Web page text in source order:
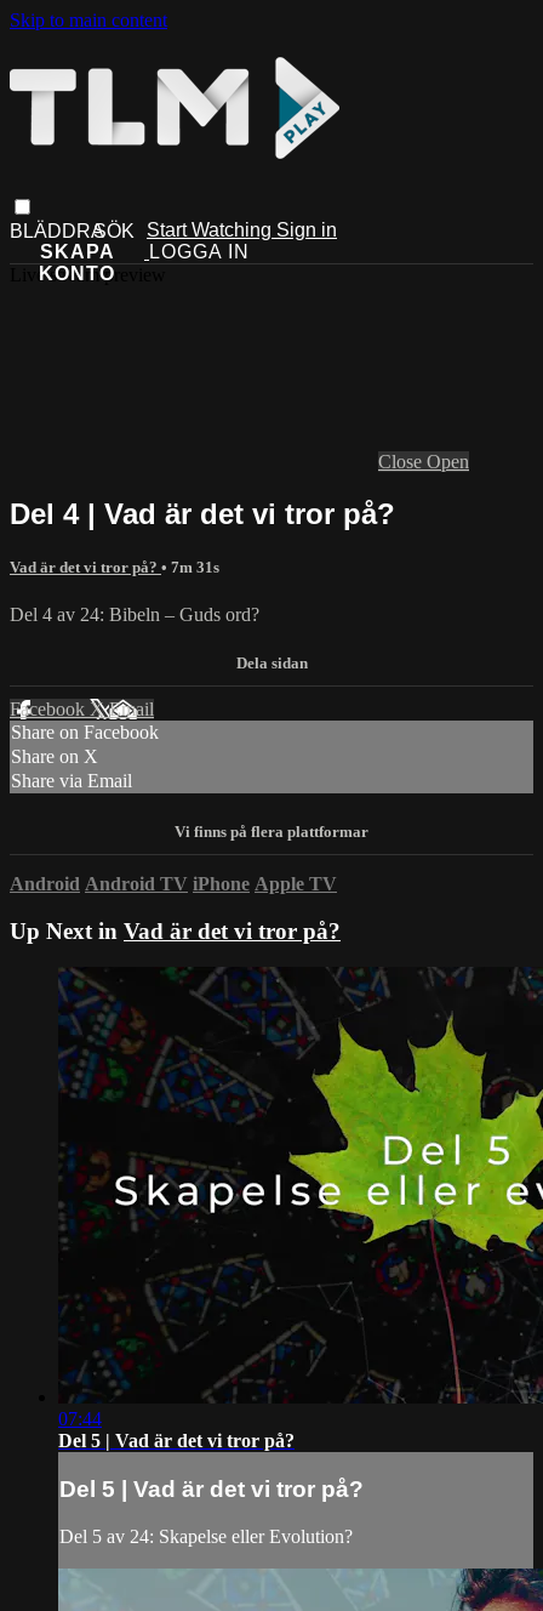
Skip to main content
Start Watching Sign in
Live stream preview
Close Open
Del 4 | Vad är det vi tror på?
Vad är det vi tror på? • 7m 31s
Del 4 av 24: Bibeln – Guds ord?
Facebook XEmail
Share on Facebook
Share on X
Share via Email
Android Android TV iPhone Apple TV
Up Next in Vad är det vi tror på?
07:44
Del 5 | Vad är det vi tror på?
Del 5 | Vad är det vi tror på?
Del 5 av 24: Skapelse eller Evolution?